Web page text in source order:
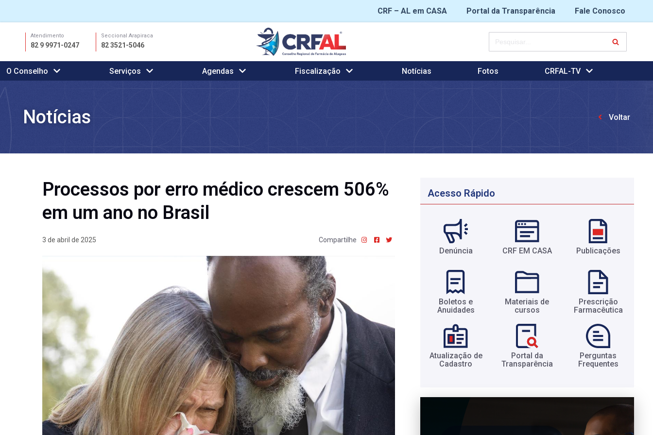
CRF – AL em CASA Portal da Transparência
Fale Conosco
conteúdo
Atendimento
82 9 9971-0247
Seccional Arapiraca
82 3521-5046
O Conselho Serviços Agendas Fiscalização Notícias Fotos CRFAL-TV
Notícias Voltar
Processos por erro médico crescem 506%
em um ano no Brasil
3 de abril de 2025 Compartilhe
Acesso Rápido
Denúncia CRF EM CASA Publicações
Boletos e
Anuidades​
Materiais de
cursos​
Prescrição
Farmacêutica​
Atualização de
Cadastro​
Portal da
Transparência​
Perguntas
Frequentes​